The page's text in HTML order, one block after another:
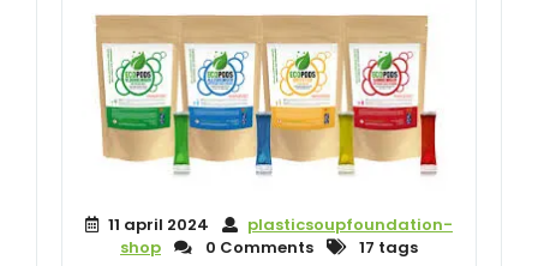
11 april 2024
plasticsoupfoundation-
shop
0 Comments 17 tags